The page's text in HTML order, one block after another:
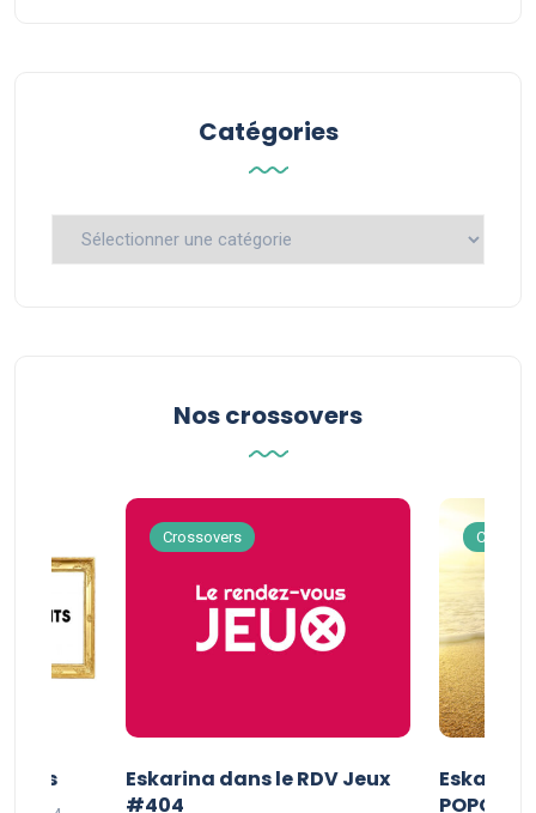
Catégories
Catégories
Nos crossovers
Crossovers
Eskarina dans le RDV Jeux
#404
Eskarina